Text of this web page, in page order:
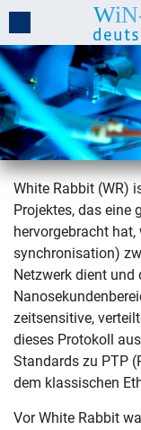
White
White Rabbit (WR)
Projektes, das eine
hervorgebracht
synchronisation)
Netzwerk dient und
zeitsensitive,
dieses Protokoll
Standards zu PTP
dem klassischen
Vor White Rabbit